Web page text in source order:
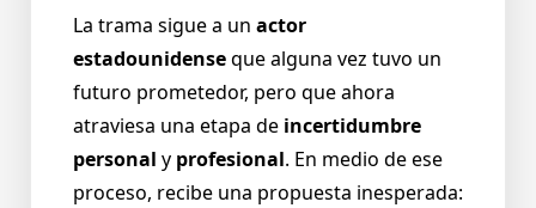
La trama sigue a un actor
estadounidenseque alguna vez tuvo un
futuro prometedor, pero que ahora
atraviesa una etapa de incertidumbre
personal y profesional. En medio de ese
proceso, recibe una propuesta inesperada: